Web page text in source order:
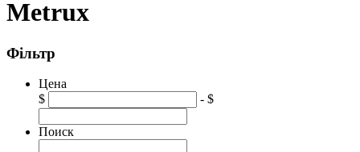
Metrux
Фільтр
Цена
$
- $
Поиск